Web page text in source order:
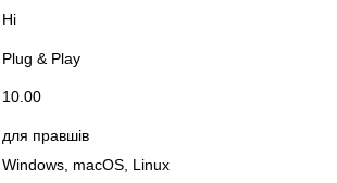
Ні
Plug & Play
10.00
для правшів
Windows, macOS, Linux